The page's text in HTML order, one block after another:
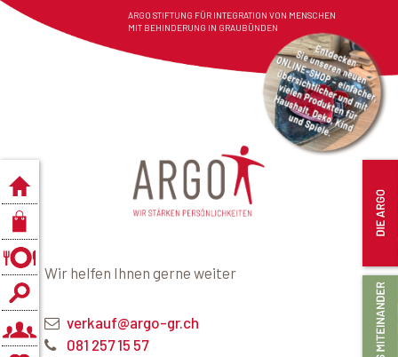
ARGO STIFTUNG FÜR INTEGRATION VON MENSCHEN
MIT BEHINDERUNG IN GRAUBÜNDEN
Wir helfen Ihnen gerne weiter
verkauf@argo-gr.ch
081 257 15 57